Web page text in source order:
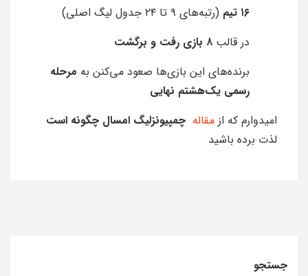
۱۶ تیم
(رتبه‌های ۹ تا ۲۴ جدول لیگ اصلی)
در قالب ۸ بازی رفت و برگشت
برنده‌های این بازی‌ها صعود می‌کنن به مرحله
رسمی یک‌هشتم نهایی
امیدوارم که از مقاله چمپیونزلیگ امسال چگونه است
لذت برده باشید
جستجو